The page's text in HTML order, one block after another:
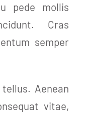
pede mollis
Cras
semper
Aenean
vitae,